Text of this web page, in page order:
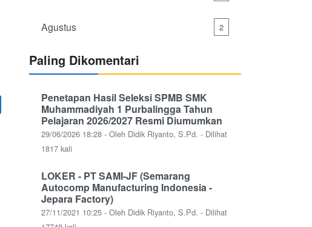
Agustus 2
Paling Dikomentari
Penetapan Hasil Seleksi SPMB SMK
Muhammadiyah 1 Purbalingga Tahun
Pelajaran 2026/2027 Resmi Diumumkan
29/06/2026 18:28 - Oleh Didik Riyanto, S.Pd. - Dilihat
1817 kali
LOKER - PT SAMI-JF (Semarang
Autocomp Manufacturing Indonesia -
Jepara Factory)
27/11/2021 10:25 - Oleh Didik Riyanto, S.Pd. - Dilihat